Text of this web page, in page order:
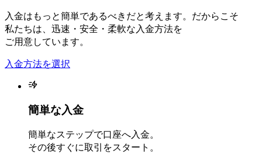
入金は もっと簡単であるべきだと考えます。 だから こそ
私たちは、 迅速・安全・ 柔軟な 入金方法を
ご用意しています。
入金方法を選択
簡単な入金
簡単なステップで口座へ入金。
その後すぐに取引をスタート。